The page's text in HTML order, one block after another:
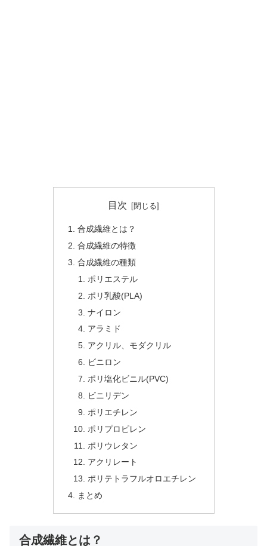
目次
合成繊維とは？
合成繊維の特徴
合成繊維の種類
ポリエステル
ポリ乳酸(PLA)
ナイロン
アラミド
アクリル、モダクリル
ビニロン
ポリ塩化ビニル(PVC)
ビニリデン
ポリエチレン
ポリプロピレン
ポリウレタン
アクリレート
ポリテトラフルオロエチレン
まとめ
合成繊維とは？